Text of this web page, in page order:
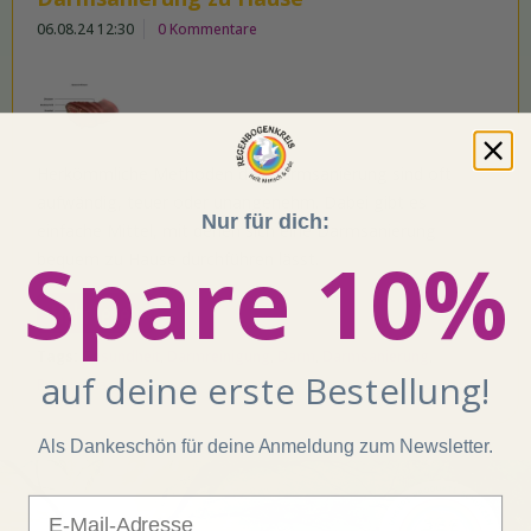
06.08.24 12:30 0 Kommentare
Herkömmliche Methoden der Darmsanierung sind oft
einfache Mittel, mit denen sich eine Darmsanierung
Mehr lesen
Probiotika
Nur für dich:
Spare 10%
auf deine erste Bestellung!
Als Dankeschön für deine Anmeldung zum Newsletter.